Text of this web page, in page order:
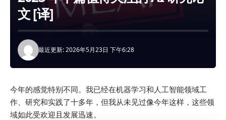
文 [译]
最近更新: 2026年5月23日 下午6:28
今年的感觉特别不同。我已经在机器学习和人工智能领域工
作、研究和实践了十多年，但我从未见过像今年这样，这些领
域如此受欢迎且发展迅速。